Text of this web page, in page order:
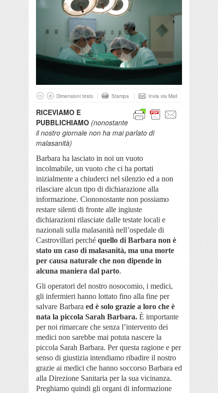
Dimensioni testo Stampa Invia via Mail
RICEVIAMO E
PUBBLICHIAMO (nonostante
il nostro giornale non ha mai parlato di
malasanità)
Barbara ha lasciato in noi un vuoto
incolmabile, un vuoto che ci ha portati
inizialmente a chiuderci nel silenzio ed a non
rilasciare alcun tipo di dichiarazione alla
informazione. Ciononostante non possiamo
restare silenti di fronte alle ingiuste
dichiarazioni rilasciate dalle testate locali e
nazionali sulla malasanità nell’ospedale di
Castrovillari perché quello di Barbara non è
stato un caso di malasanità, ma una morte
per causa naturale che non dipende in
alcuna maniera dal parto.
Gli operatori del nostro nosocomio, i medici,
gli infermieri hanno lottato fino alla fine per
salvare Barbara ed è solo grazie a loro che è
nata la piccola Sarah Barbara. È importante
per noi rimarcare che senza l’intervento dei
medici non sarebbe mai potuta nascere la
piccola Sarah Barbara. Per questa ragione e per
senso di giustizia intendiamo ribadire il nostro
grazie ai medici che hanno soccorso Barbara ed
alla Direzione Sanitaria per la sua vicinanza.
Preghiamo quindi gli organi di informazione